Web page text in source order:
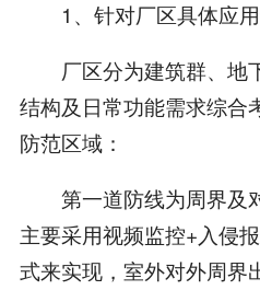
1、针对厂区具体应用
厂区分为建筑群、地
结构及日常功能需求综合
防范区域：
第一道防线为周界及
主要采用视频监控+入侵
式来实现，室外对外周界